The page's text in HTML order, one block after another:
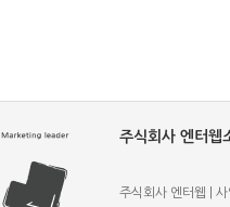
주식회사 엔터웹
주식회사 엔터웹 |